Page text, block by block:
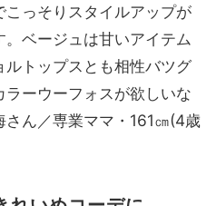
っそりスタイルアップが
ベージュは甘いアイテム
ルトップスとも相性バツグ
ーウーフォスが欲しいな
さん／専業ママ・161㎝(4歳